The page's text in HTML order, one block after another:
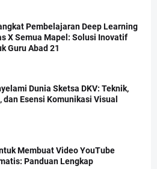
Pembelajaran Deep Learning
X Semua Mapel: Solusi Inovatif
Guru Abad 21
Dunia Sketsa DKV: Teknik,
dan Esensi Komunikasi Visual
Membuat Video YouTube
Panduan Lengkap